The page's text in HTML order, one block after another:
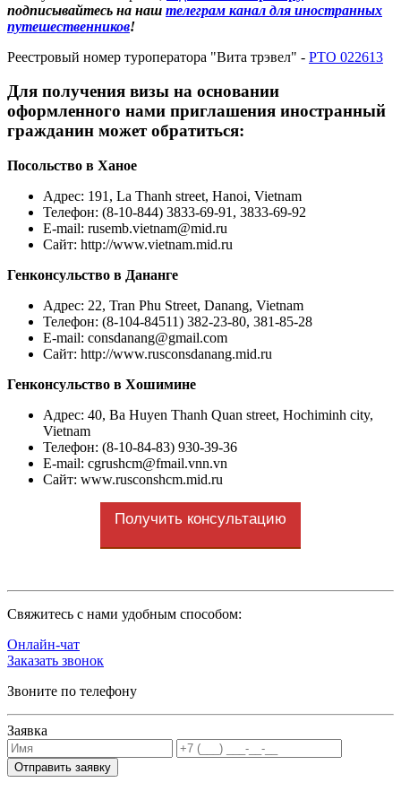
подписывайтесь на наш телеграм канал для иностранных
путешественников!
Реестровый номер туроператора "Вита трэвел" - РТО 022613
Для получения визы на основании
оформленного нами приглашения иностранный
гражданин может обратиться:
Посольство в Ханое
Адрес: 191, La Thanh street, Hanoi, Vietnam
Телефон: (8-10-844) 3833-69-91, 3833-69-92
E-mail: rusemb.vietnam@mid.ru
Сайт: http://www.vietnam.mid.ru
Генконсульство в Дананге
Адрес: 22, Tran Phu Street, Danang, Vietnam
Телефон: (8-104-84511) 382-23-80, 381-85-28
E-mail: consdanang@gmail.com
Сайт: http://www.rusconsdanang.mid.ru
Генконсульство в Хошимине
Адрес: 40, Ba Huyen Thanh Quan street, Hochiminh city,
Vietnam
Телефон: (8-10-84-83) 930-39-36
E-mail: cgrushcm@fmail.vnn.vn
Сайт: www.rusconshcm.mid.ru
Получить консультацию
Cвяжитесь с нами удобным способом:
Онлайн-чат
Заказать звонок
Звоните по телефону
Заявка